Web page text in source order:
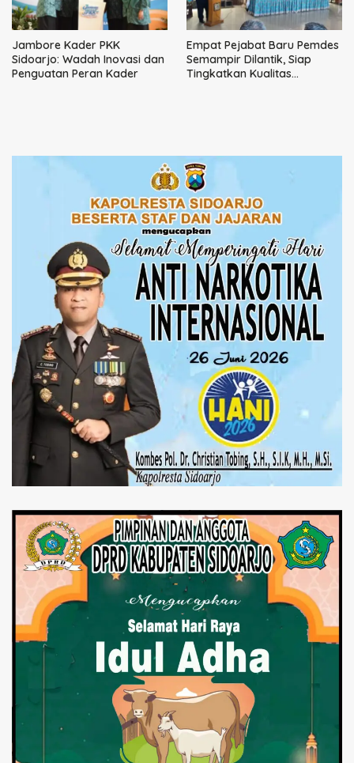
Jambore Kader PKK
Sidoarjo: Wadah Inovasi dan
Penguatan Peran Kader
Empat Pejabat Baru Pemdes
Semampir Dilantik, Siap
Tingkatkan Kualitas